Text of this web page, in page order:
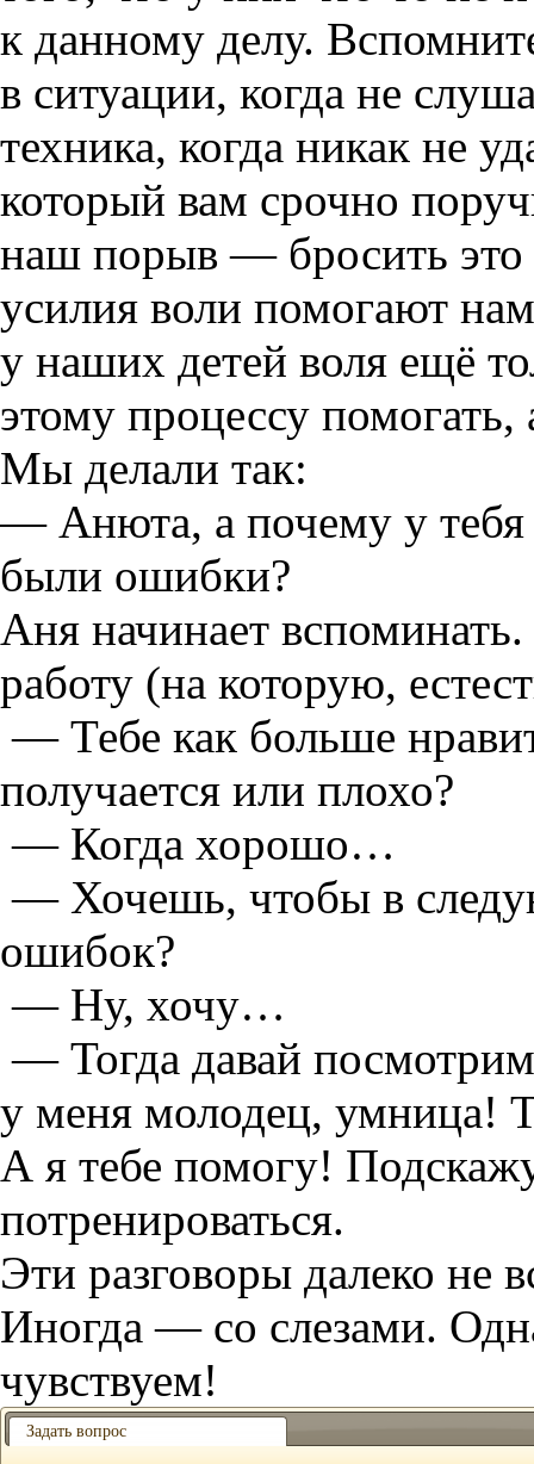
к данному делу.
в ситуации, когда не
техника, когда никак не
который вам срочно
наш порыв — бросить это
усилия воли помогают
у наших детей воля ещё
этому процессу
Мы делали так:
— Анюта, а почему у
были ошибки?
Аня начинает
работу (на которую,
— Тебе как больше
получается или плохо?
— Когда хорошо…
— Хочешь, чтобы в
ошибок?
— Ну, хочу…
— Тогда давай
у меня молодец, умница!
А я тебе помогу!
потренироваться.
Эти разговоры далеко не
Иногда — со слезами.
чувствуем!
Задать вопрос